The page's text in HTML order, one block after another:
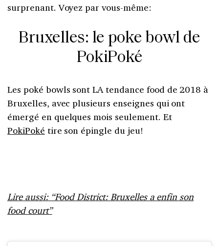
surprenant. Voyez par vous-même:
Bruxelles: le poke bowl de
PokiPoké
Les poké bowls sont LA tendance food de 2018 à
Bruxelles, avec plusieurs enseignes qui ont
émergé en quelques mois seulement. Et
PokiPoké tire son épingle du jeu!
Lire aussi: “Food District: Bruxelles a enfin son
food court”